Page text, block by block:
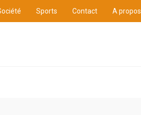
Sports Contact A propos